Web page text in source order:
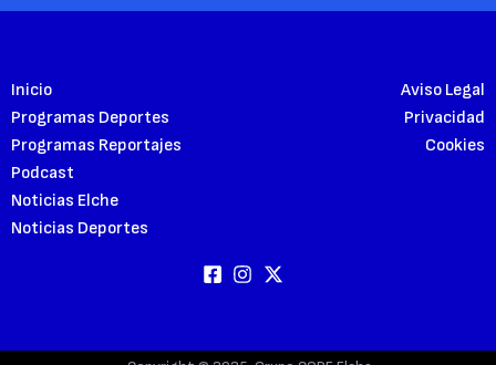
Inicio
Programas Deportes
Programas Reportajes
Podcast
Noticias Elche
Noticias Deportes
Aviso Legal
Privacidad
Cookies